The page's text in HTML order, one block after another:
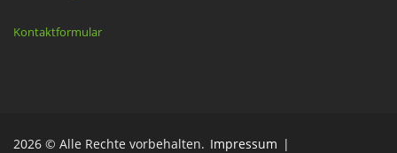
Kontaktformular
2026 © Alle Rechte vorbehalten. Impressum |